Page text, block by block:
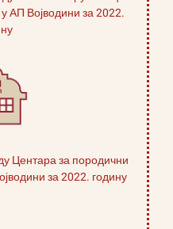
АП Војводини за 2022.
Центара за породични
за 2022. годину